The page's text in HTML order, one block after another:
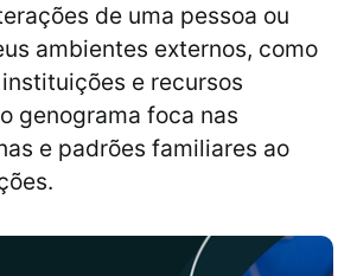
de uma pessoa ou
ambientes externos, como
e recursos
genograma foca nas
e padrões familiares ao